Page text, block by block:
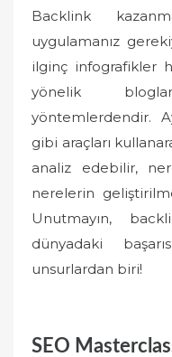
Backlink
uygulamanız
ilginç infografikler
yönelik
yöntemlerdendir.
gibi araçları
analiz edebilir,
nerelerin
Unutmayın,
dünyadaki
unsurlardan biri!
SEO